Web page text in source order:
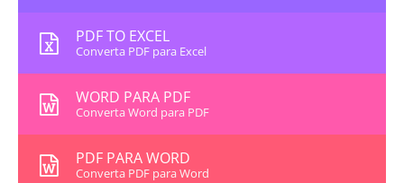
PDF TO EXCEL
Converta PDF para Excel
WORD PARA PDF
Converta Word para PDF
PDF PARA WORD
Converta PDF para Word